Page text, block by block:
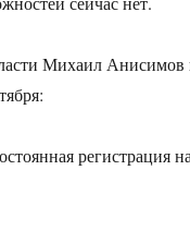
Михаил Анисимов
регистрация